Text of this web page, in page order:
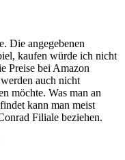
Die angegebenen
kaufen würde ich nicht
Preise bei Amazon
auch nicht
möchte. Was man an
kann man meist
Filiale beziehen.